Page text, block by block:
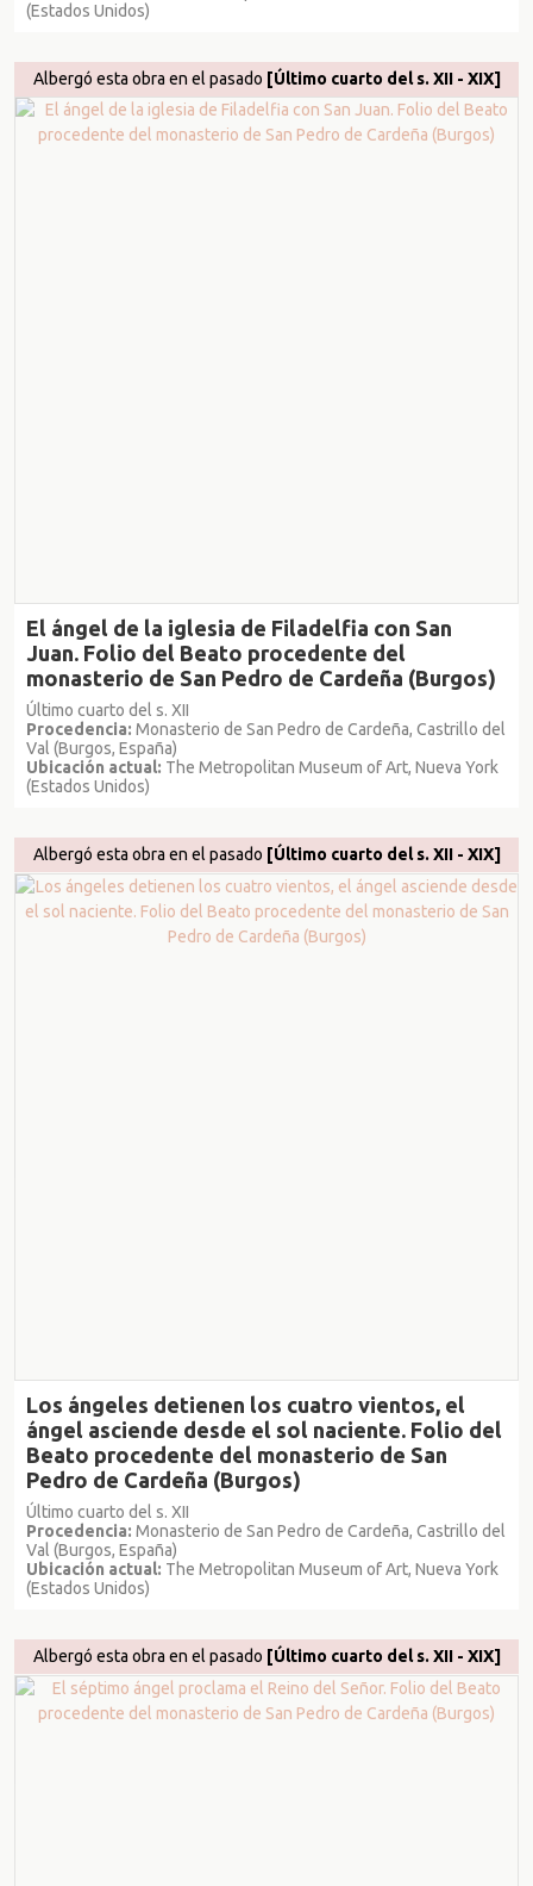
(Estados Unidos)
Albergó esta obra en el pasado [Último cuarto del s. XII - XIX]
El ángel de la iglesia de Filadelfia con San
Juan. Folio del Beato procedente del
monasterio de San Pedro de Cardeña (Burgos)
Último cuarto del s. XII
Procedencia: Monasterio de San Pedro de Cardeña, Castrillo del
Val (Burgos, España)
Ubicación actual: The Metropolitan Museum of Art, Nueva York
(Estados Unidos)
Albergó esta obra en el pasado [Último cuarto del s. XII - XIX]
Los ángeles detienen los cuatro vientos, el
ángel asciende desde el sol naciente. Folio del
Beato procedente del monasterio de San
Pedro de Cardeña (Burgos)
Último cuarto del s. XII
Procedencia: Monasterio de San Pedro de Cardeña, Castrillo del
Val (Burgos, España)
Ubicación actual: The Metropolitan Museum of Art, Nueva York
(Estados Unidos)
Albergó esta obra en el pasado [Último cuarto del s. XII - XIX]